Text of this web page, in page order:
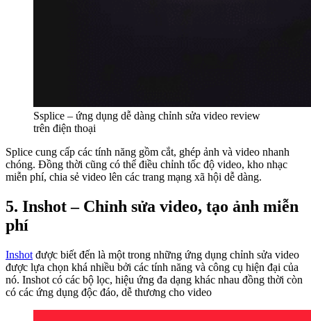
Ssplice – ứng dụng dễ dàng chỉnh sửa video review
trên điện thoại
Splice cung cấp các tính năng gồm cắt, ghép ảnh và video nhanh
chóng. Đồng thời cũng có thể điều chỉnh tốc độ video, kho nhạc
miễn phí, chia sẻ video lên các trang mạng xã hội dễ dàng.
5. Inshot – Chỉnh sửa video, tạo ảnh miễn
phí
Inshot được biết đến là một trong những ứng dụng chỉnh sửa video
được lựa chọn khá nhiều bởi các tính năng và công cụ hiện đại của
nó. Inshot có các bộ lọc, hiệu ứng đa dạng khác nhau đồng thời còn
có các ứng dụng độc đáo, dễ thương cho video